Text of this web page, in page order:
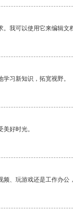
我可以使用它来编辑文
习新知识，拓宽视野。
好时光。
、玩游戏还是工作办公